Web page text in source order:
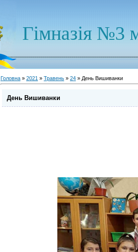
Гімназія №3
Головна » 2021 » Травень » 24 » День Вишиванки
День Вишиванки